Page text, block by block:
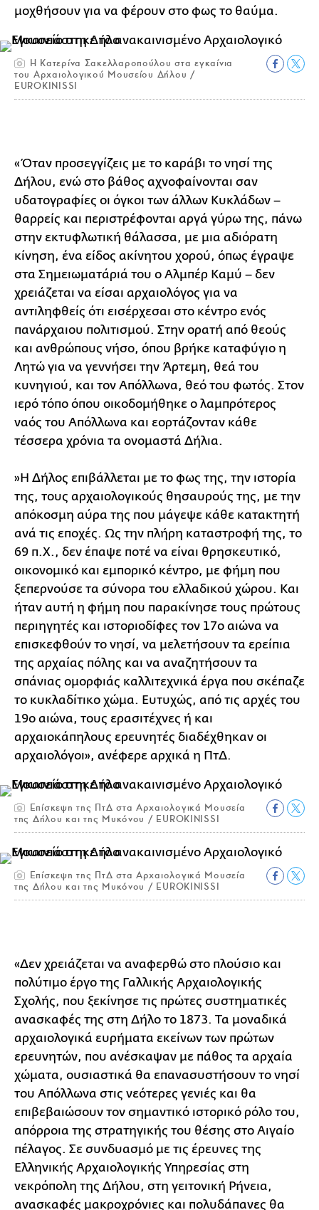
μοχθήσουν για να φέρουν στο φως το θαύμα.
Η Κατερίνα Σακελλαροπούλου στα εγκαίνια
του Αρχαιολογικού Μουσείου Δήλου /
EUROKINISSI
«Όταν προσεγγίζεις με το καράβι το νησί της
Δήλου, ενώ στο βάθος αχνοφαίνονται σαν
υδατογραφίες οι όγκοι των άλλων Κυκλάδων –
θαρρείς και περιστρέφονται αργά γύρω της, πάνω
στην εκτυφλωτική θάλασσα, με μια αδιόρατη
κίνηση, ένα είδος ακίνητου χορού, όπως έγραψε
στα Σημειωματάριά του ο Αλμπέρ Καμύ – δεν
χρειάζεται να είσαι αρχαιολόγος για να
αντιληφθείς ότι εισέρχεσαι στο κέντρο ενός
πανάρχαιου πολιτισμού. Στην ορατή από θεούς
και ανθρώπους νήσο, όπου βρήκε καταφύγιο η
Λητώ για να γεννήσει την Άρτεμη, θεά του
κυνηγιού, και τον Απόλλωνα, θεό του φωτός. Στον
ιερό τόπο όπου οικοδομήθηκε ο λαμπρότερος
ναός του Απόλλωνα και εορτάζονταν κάθε
τέσσερα χρόνια τα ονομαστά Δήλια.
»Η Δήλος επιβάλλεται με το φως της, την ιστορία
της, τους αρχαιολογικούς θησαυρούς της, με την
απόκοσμη αύρα της που μάγεψε κάθε κατακτητή
ανά τις εποχές. Ως την πλήρη καταστροφή της, το
69 π.Χ., δεν έπαψε ποτέ να είναι θρησκευτικό,
οικονομικό και εμπορικό κέντρο, με φήμη που
ξεπερνούσε τα σύνορα του ελλαδικού χώρου. Και
ήταν αυτή η φήμη που παρακίνησε τους πρώτους
περιηγητές και ιστοριοδίφες τον 17ο αιώνα να
επισκεφθούν το νησί, να μελετήσουν τα ερείπια
της αρχαίας πόλης και να αναζητήσουν τα
σπάνιας ομορφιάς καλλιτεχνικά έργα που σκέπαζε
το κυκλαδίτικο χώμα. Ευτυχώς, από τις αρχές του
19ο αιώνα, τους ερασιτέχνες ή και
αρχαιοκάπηλους ερευνητές διαδέχθηκαν οι
αρχαιολόγοι», ανέφερε αρχικά η ΠτΔ.
Επίσκεψη της ΠτΔ στα Αρχαιολογικά Μουσεία
της Δήλου και της Μυκόνου / EUROKINISSI
Επίσκεψη της ΠτΔ στα Αρχαιολογικά Μουσεία
της Δήλου και της Μυκόνου / EUROKINISSI
«Δεν χρειάζεται να αναφερθώ στο πλούσιο και
πολύτιμο έργο της Γαλλικής Αρχαιολογικής
Σχολής, που ξεκίνησε τις πρώτες συστηματικές
ανασκαφές της στη Δήλο το 1873. Τα μοναδικά
αρχαιολογικά ευρήματα εκείνων των πρώτων
ερευνητών, που ανέσκαψαν με πάθος τα αρχαία
χώματα, ουσιαστικά θα επανασυστήσουν το νησί
του Απόλλωνα στις νεότερες γενιές και θα
επιβεβαιώσουν τον σημαντικό ιστορικό ρόλο του,
απόρροια της στρατηγικής του θέσης στο Αιγαίο
πέλαγος. Σε συνδυασμό με τις έρευνες της
Ελληνικής Αρχαιολογικής Υπηρεσίας στη
νεκρόπολη της Δήλου, στη γειτονική Ρήνεια,
ανασκαφές μακροχρόνιες και πολυδάπανες θα